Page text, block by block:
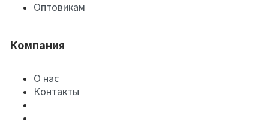
Оптовикам
Компания
О нас
Контакты